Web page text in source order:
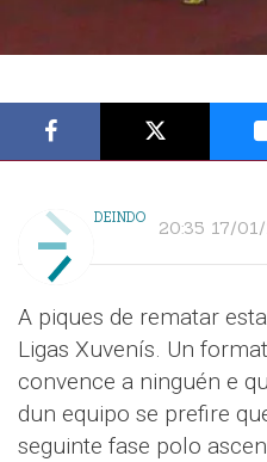
DEINDO 20:35 17/
A piques de rematar
Ligas Xuvenís. Un
convence a ninguén e
dun equipo se prefire
seguinte fase polo